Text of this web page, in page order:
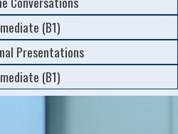
(B1)
Presentations
(B1)